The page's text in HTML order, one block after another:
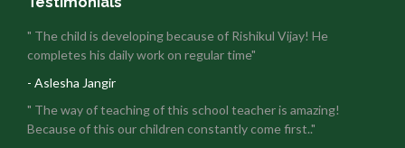
" The child is developing because of Rishikul Vijay! He
completes his daily work on regular time"
- Aslesha Jangir
" The way of teaching of this school teacher is amazing!
Because of this our children constantly come first.."